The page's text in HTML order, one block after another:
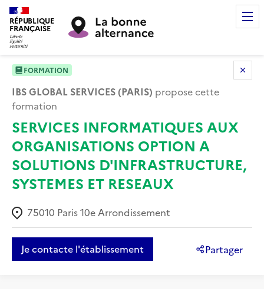
RÉPUBLIQUE
FRANÇAISE
FORMATION
IBS GLOBAL SERVICES (PARIS) propose cette
formation
SERVICES INFORMATIQUES AUX
ORGANISATIONS OPTION A
SOLUTIONS D'INFRASTRUCTURE,
SYSTEMES ET RESEAUX
75010 Paris 10e Arrondissement
Je contacte l'établissement Partager